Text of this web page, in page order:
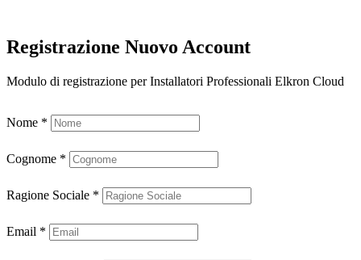
Registrazione Nuovo Account
Modulo di registrazione per Installatori Professionali Elkron Cloud
Nome *
Cognome *
Ragione Sociale *
Email *